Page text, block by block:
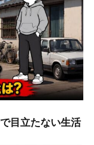
目立たない生活